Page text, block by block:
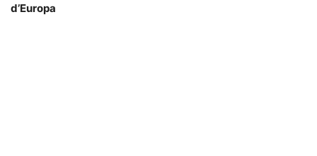
d’Europa